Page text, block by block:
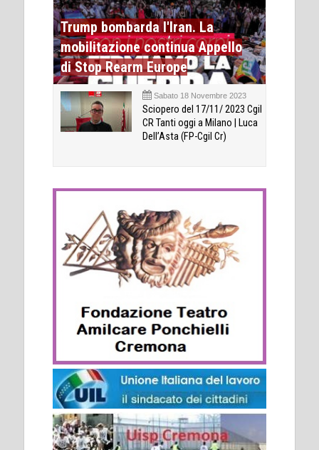
Trump bombarda l'Iran. La
mobilitazione continua Appello
di Stop Rearm Europe
Sabato 18 Novembre 2023
Sciopero del 17/11/ 2023 Cgil
CR Tanti oggi a Milano | Luca
Dell’Asta (FP-Cgil Cr)